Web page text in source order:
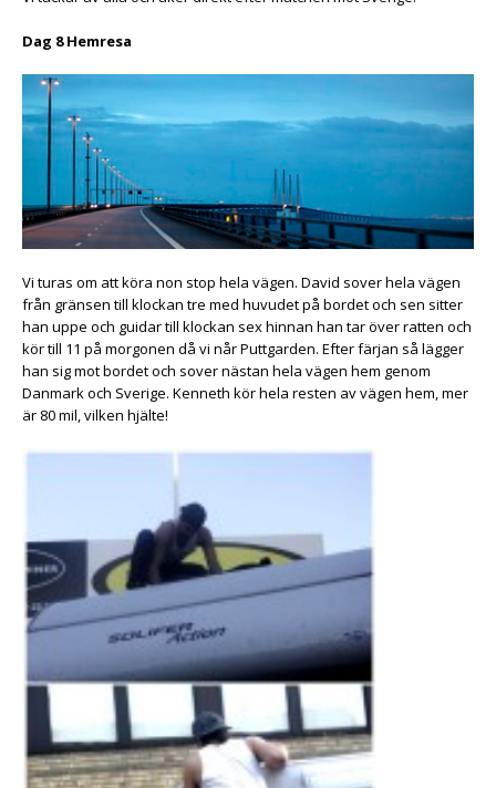
Dag 8 Hemresa
Vi turas om att köra non stop hela vägen. David sover hela vägen
från gränsen till klockan tre med huvudet på bordet och sen sitter
han uppe och guidar till klockan sex hinnan han tar över ratten och
kör till 11 på morgonen då vi når Puttgarden. Efter färjan så lägger
han sig mot bordet och sover nästan hela vägen hem genom
Danmark och Sverige. Kenneth kör hela resten av vägen hem, mer
är 80 mil, vilken hjälte!